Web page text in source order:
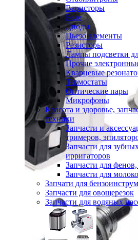
Варисторы
Реле
Диоды
Пьезо элементы
Резисторы
Лампы подсветки
Прочие
Кварцевые
Термостаты
Оптические пары
Микрофоны
Красота и здоровье,
техники
Запчасти и
тримеров,
Запчасти для
ирригаторов
Запчасти для
Запчасти для
Запчати для
Запчасти для овощерезок
Запчасти для водяных